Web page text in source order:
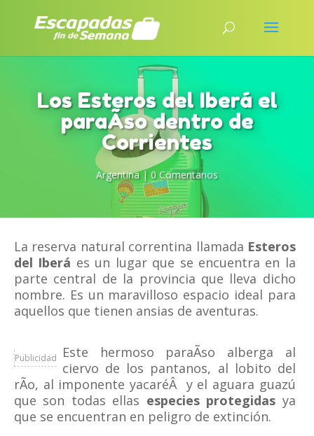
Los Esteros del Iberá el
paraÃ­so dentro de
Corrientes
Argentina| 0 Comentarios
La reserva natural correntina llamada Esteros
del Iberá es un lugar que se encuentra en la
parte central de la provincia que lleva dicho
nombre. Es un maravilloso espacio ideal para
aquellos que tienen ansias de aventuras.
Publicidad
Este hermoso paraÃ­so alberga al
ciervo de los pantanos, al lobito del
rÃ­o, al imponente yacaréÂ y el aguara guazú
que son todas ellas especies protegidas ya
que se encuentran en peligro de extinción.